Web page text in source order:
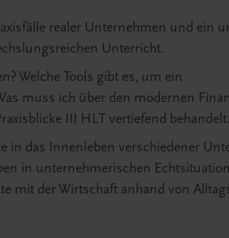
realer Unternehmen und ein
Unterricht.
Welche Tools gibt es, um ein
muss ich über den modernen
III HLT vertiefend behandelt.
in das Innenleben verschiedener
in unternehmerischen
mit der Wirtschaft anhand von